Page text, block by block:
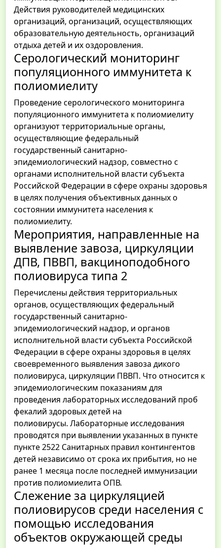
Действия руководителей медицинских
организаций, организаций, осуществляющих
образовательную деятельность, организаций
отдыха детей и их оздоровления.
Серологический мониторинг
популяционного иммунитета к
полиомиелиту
Проведение серологического мониторинга
популяционного иммунитета к полиомиелиту
организуют территориальные органы,
осуществляющие федеральный
государственный санитарно-
эпидемиологический надзор, совместно с
органами исполнительной власти субъекта
Российской Федерации в сфере охраны здоровья
в целях получения объективных данных о
состоянии иммунитета населения к
полиомиелиту.
Мероприятия, направленные на
выявление завоза, циркуляции
ДПВ, ПВВП, вакциноподобного
полиовируса типа 2
Перечислены действия территориальных
органов, осуществляющих федеральный
государственный санитарно-
эпидемиологический надзор, и органов
исполнительной власти субъекта Российской
Федерации в сфере охраны здоровья в целях
своевременного выявления завоза дикого
полиовируса, циркуляции ПВВП. Что относится к
эпидемиологическим показаниям для
проведения лабораторных исследований проб
фекалий здоровых детей на
полиовирусы. Лабораторные исследования
проводятся при выявлении указанных в пункте
пункте 2522 Санитарных правил контингентов
детей независимо от срока их прибытия, но не
ранее 1 месяца после последней иммунизации
против полиомиелита ОПВ.
Слежение за циркуляцией
полиовирусов среди населения с
помощью исследования
объектов окружающей среды